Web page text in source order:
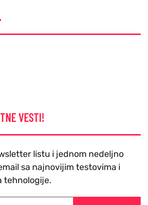
VESTI!
listu i jednom nedeljno
sa najnovijim testovima i
tehnologije.